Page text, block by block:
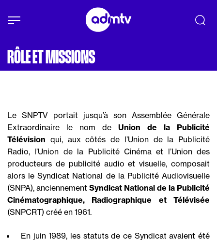
Aller au contenu principal
RÔLE ET MISSIONS
Le SNPTV portait jusqu’à son Assemblée Générale
Extraordinaire le nom de Union de la Publicité
Télévision qui, aux côtés de l’Union de la Publicité
Radio, l’Union de la Publicité Cinéma et l’Union des
producteurs de publicité audio et visuelle, composait
alors le Syndicat National de la Publicité Audiovisuelle
(SNPA), anciennement Syndicat National de la Publicité
Cinématographique, Radiographique et Télévisée
(SNPCRT) créé en 1961.
En juin 1989, les statuts de ce Syndicat avaient été
Panneau de gestion des cookies